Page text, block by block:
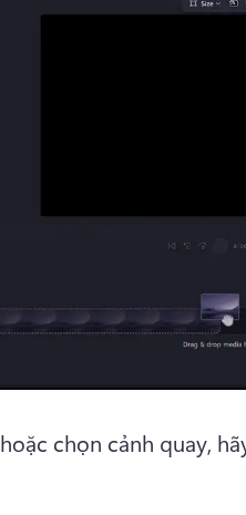
chọn cảnh quay,